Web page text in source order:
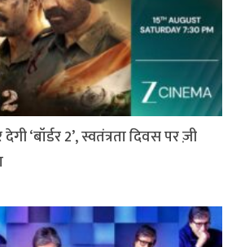
‘बॉर्डर 2’, स्वतंत्रता दिवस पर ज़ी